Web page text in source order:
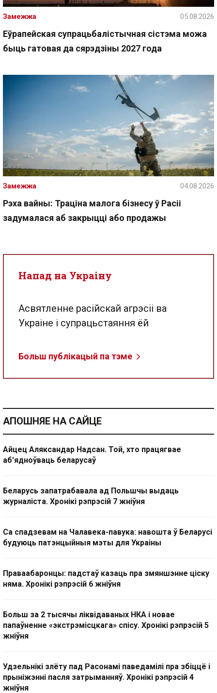
Еўрапейская супрацьбалістычная сістэма можа
быць гатовая да сярэдзіны 2027 года
Замежжа 05.08.2026
Рэха вайны: Траціна малога бізнесу ў Расіі
задумалася аб закрыцці або продажы
Замежжа 04.08.2026
Напад на Украіну
Асвятленне расійскай агрэсіі ва
Украіне і супрацьстаяння ёй
Больш публікацый па тэме
АПОШНЯЕ НА САЙЦЕ
Айцец Аляксандар Надсан. Той, хто працягвае
аб'ядноўваць беларусаў
Беларусь запатрабавала ад Польшчы выдаць
журналіста. Хронікі рэпрэсій 7 жніўня
Са спадзевам на Чалавека-павука: навошта ў Беларусі
будуюць патэнцыйныя мэты для Украіны
Праваабаронцы: падстаў казаць пра змяншэнне ціску
няма. Хронікі рэпрэсій 6 жніўня
Больш за 2 тысячы ліквідаваных НКА і новае
папаўненне «экстрэмісцкага» спісу. Хронікі рэпрэсій 5
жніўня
Удзельнікі злёту пад Расонамі паведамілі пра збіццё і
прыніжэнні пасля затрыманняў. Хронікі рэпрэсій 4
жніўня